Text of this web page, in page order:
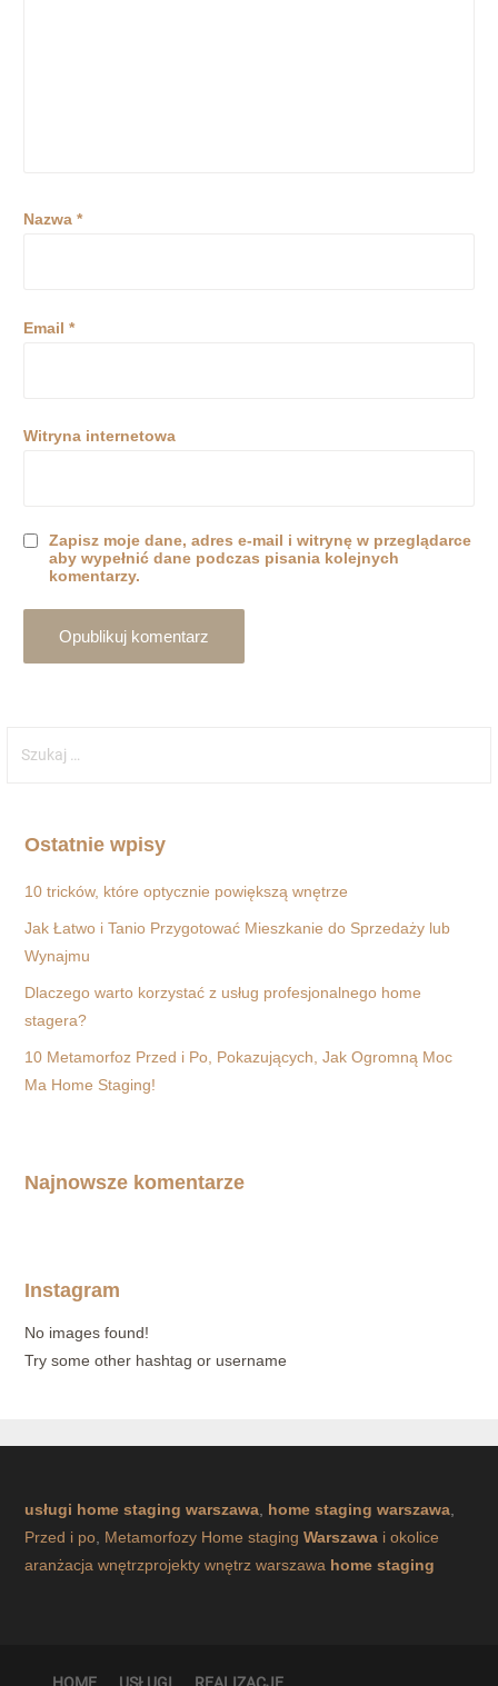
Nazwa *
Email *
Witryna internetowa
Zapisz moje dane, adres e-mail i witrynę w przeglądarce
aby wypełnić dane podczas pisania kolejnych
komentarzy.
Ostatnie wpisy
10 tricków, które optycznie powiększą wnętrze
Jak Łatwo i Tanio Przygotować Mieszkanie do Sprzedaży lub
Wynajmu
Dlaczego warto korzystać z usług profesjonalnego home
stagera?
10 Metamorfoz Przed i Po, Pokazujących, Jak Ogromną Moc
Ma Home Staging!
Najnowsze komentarze
Instagram
No images found!
Try some other hashtag or username
usługi home staging warszawa home staging warszawa
Przed i po Metamorfozy Home stagingWarszawa i okolice
aranżacja wnętrzprojekty wnętrz warszawa home staging
HOME USŁUGI REALIZACJE